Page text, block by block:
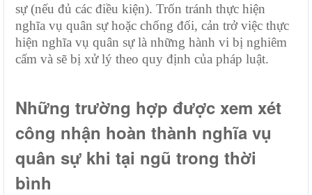
sự (nếu đủ các điều kiện). Trốn tránh thực hiện
nghĩa vụ quân sự hoặc chống đối, cản trở việc thực
hiện nghĩa vụ quân sự là những hành vi bị nghiêm
cấm và sẽ bị xử lý theo quy định của pháp luật.
Những trường hợp được xem xét
công nhận hoàn thành nghĩa vụ
quân sự khi tại ngũ trong thời
bình